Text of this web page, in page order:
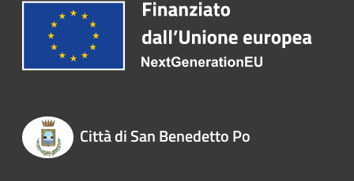
Città di San Benedetto Po